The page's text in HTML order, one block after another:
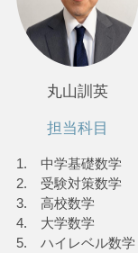
丸山訓英
担当科目
1. 中学基礎数学
2. 受験対策数学
3. 高校数学
4. 大学数学
5. ハイレベル数学